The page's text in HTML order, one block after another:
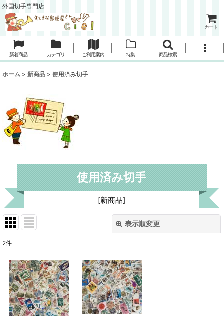
外国切手専門店
カート
新着商品 カテゴリ ご利用案内 特集 商品検索
ホーム > 新商品 > 使用済み切手
使用済み切手
[新商品]
表示順変更
在庫あり
並び順:
2件